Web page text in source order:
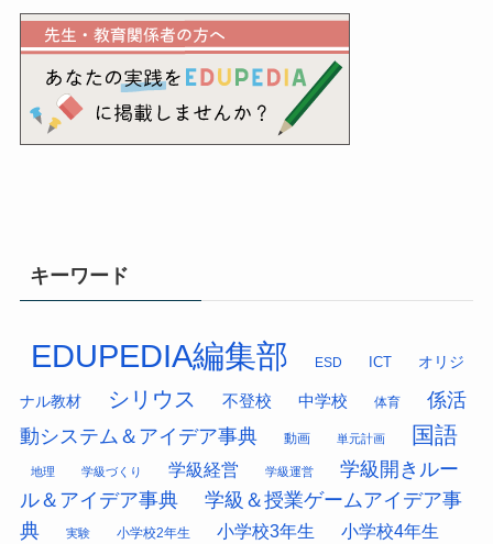
キーワード
EDUPEDIA編集部 ESD ICT オリジ
ナル教材 シリウス 不登校 中学校 体育
係活
動システム＆アイデア事典
動画 単元計画 国語
地理 学級づくり 学級経営 学級運営
学級開きルー
ル＆アイデア事典
学級＆授業ゲームアイデア事
典
実験 小学校2年生 小学校3年生
小学校4年生